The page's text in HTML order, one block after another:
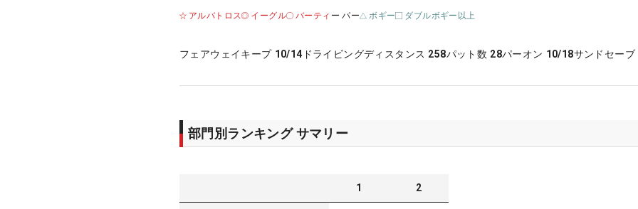
アルバトロス イーグル バーティ ー パー ボギー ダブルボギー以上
フェアウェイキープ 10/14 ドライビングディスタンス 258パット数 28パーオン 10/18サンドセーブ
部門別ランキング サマリー
1 2